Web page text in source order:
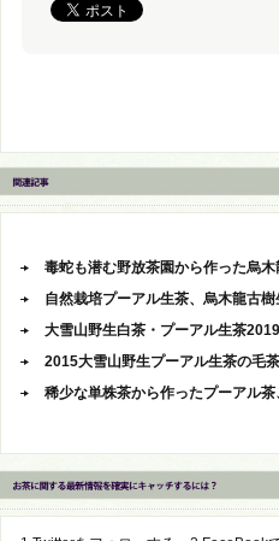
毒蛇も潜む野放茶園から作った烏木
自然栽培プーアル生茶、烏木龍古
大雪山野生白茶・プーアル生茶
2015大雪山野生プーアル生茶の毛
稀少な単株茶から作ったプーアル